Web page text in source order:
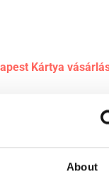
About
Kártya
számos
helyévé teszik.